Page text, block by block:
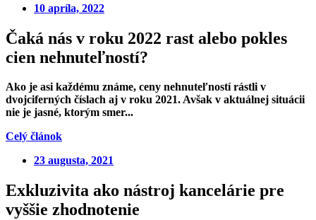
10 apríla, 2022
Čaká nás v roku 2022 rast alebo pokles
cien nehnuteľností?
Ako je asi každému známe, ceny nehnuteľností rástli v
dvojciferných číslach aj v roku 2021. Avšak v aktuálnej situácii
nie je jasné, ktorým smer...
Celý článok
23 augusta, 2021
Exkluzivita ako nástroj kancelárie pre
vyššie zhodnotenie